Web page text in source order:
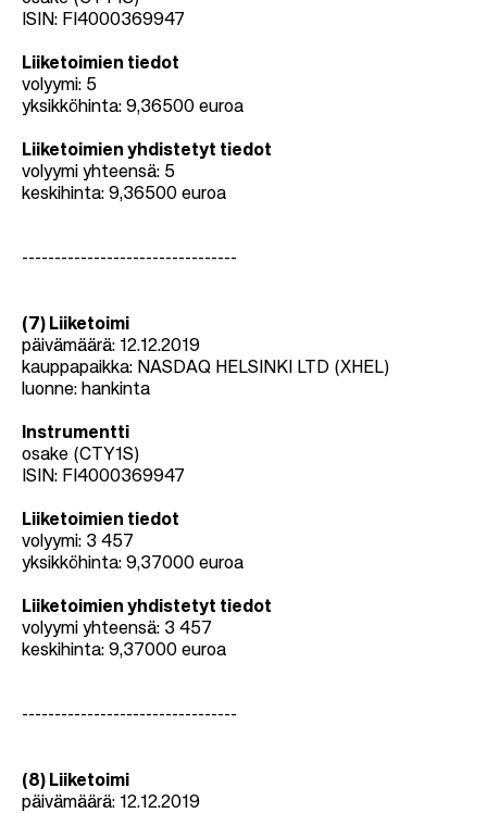
ISIN: FI4000369947
Liiketoimien tiedot
volyymi: 5
yksikköhinta: 9,36500 euroa
Liiketoimien yhdistetyt tiedot
volyymi yhteensä: 5
keskihinta: 9,36500 euroa
---------------------------------
(7) Liiketoimi
päivämäärä: 12.12.2019
kauppapaikka: NASDAQ HELSINKI LTD (XHEL)
luonne: hankinta
Instrumentti
osake (CTY1S)
ISIN: FI4000369947
Liiketoimien tiedot
volyymi: 3 457
yksikköhinta: 9,37000 euroa
Liiketoimien yhdistetyt tiedot
volyymi yhteensä: 3 457
keskihinta: 9,37000 euroa
---------------------------------
(8) Liiketoimi
päivämäärä: 12.12.2019